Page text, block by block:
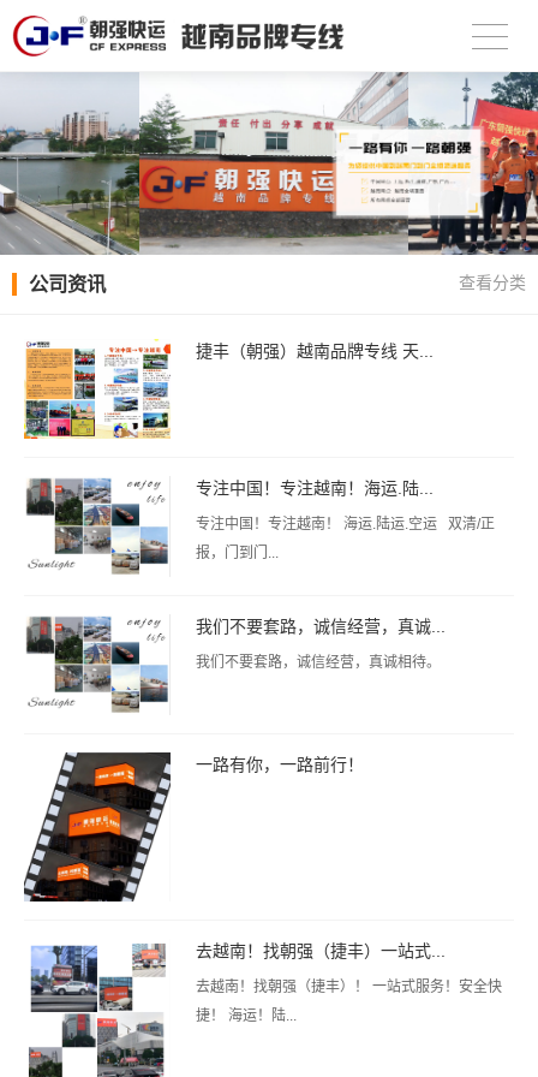
公司资讯 查看分类
捷丰（朝强）越南品牌专线 天...
专注中国！专注越南！海运.陆...
专注中国！专注越南！ 海运.陆运.空运 双清/正
报，门到门...
我们不要套路，诚信经营，真诚...
我们不要套路，诚信经营，真诚相待。
一路有你，一路前行！
去越南！找朝强（捷丰）一站式...
去越南！找朝强（捷丰）！ 一站式服务！安全快
捷！ 海运！陆...